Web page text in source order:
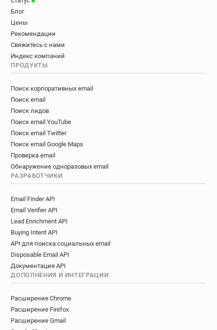
Блог
Цены
Рекомендации
Свяжитесь с нами
Индекс компаний
ПРОДУКТЫ
Поиск корпоративных email
Поиск email
Поиск лидов
Поиск email YouTube
Поиск email Twitter
Поиск email Google Maps
Проверка email
Обнаружение одноразовых email
РАЗРАБОТЧИКИ
Email Finder API
Email Verifier API
Lead Enrichment API
Buying Intent API
API для поиска социальных email
Disposable Email API
Документация API
ДОПОЛНЕНИЯ И ИНТЕГРАЦИИ
Расширение Chrome
Расширение Firefox
Расширение Gmail